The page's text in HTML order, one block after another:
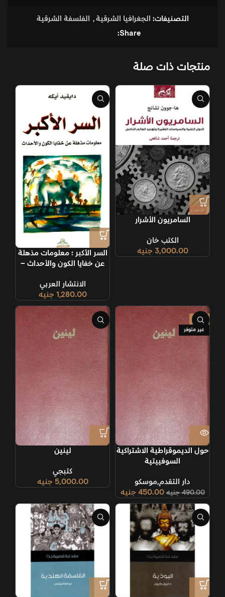
التصنيفات: الجغرافيا الشرقية, الفلسفة الشرقية
Share:
منتجات ذات صلة
السامريون الأشرار
الكتب خان
3,000.00 جنيه
السر الأكبر ؛ معلومات مذهلة
عن خفايا الكون والأحداث –
الانتشار العربي
1,280.00 جنيه
-8%
غير متوفر
حول الديموقراطية الاشتراكية
السوفييتية
دار التقدم,موسكو
490.00 جنيه 450.00 جنيه
لينين
كتبجي
5,000.00 جنيه